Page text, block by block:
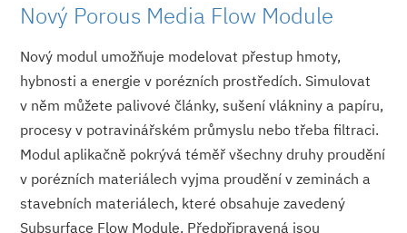
Nový Porous Media Flow Module
Nový modul umožňuje modelovat přestup hmoty,
hybnosti a energie v porézních prostředích. Simulovat
v něm můžete palivové články, sušení vlákniny a papíru,
procesy v potravinářském průmyslu nebo třeba filtraci.
Modul aplikačně pokrývá téměř všechny druhy proudění
v porézních materiálech vyjma proudění v zeminách a
stavebních materiálech, které obsahuje zavedený
Subsurface Flow Module. Předpřipravená jsou